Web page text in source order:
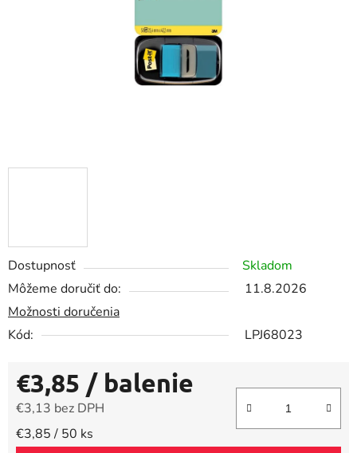
Dostupnosť
Skladom
Môžeme doručiť do:
11.8.2026
Možnosti doručenia
Kód:
LPJ68023
€3,85 / balenie
€3,13 bez DPH
Jednotková cena:
€3,85 / 50 ks